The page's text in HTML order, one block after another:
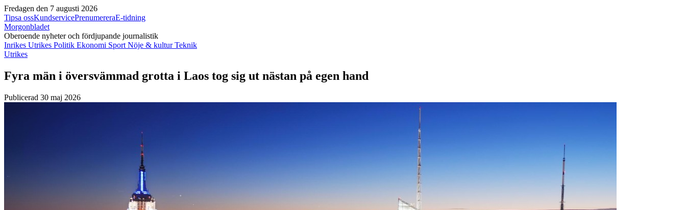
Fredagen den 7 augusti 2026
Tipsa ossKundservicePrenumereraE-tidning
Morgonbladet
Oberoende nyheter och fördjupande journalistik
Inrikes Utrikes Politik Ekonomi Sport Nöje & kulturTeknik
Utrikes
Fyra män i översvämmad grotta i Laos tog sig ut nästan på egen hand
Publicerad 30 maj 2026